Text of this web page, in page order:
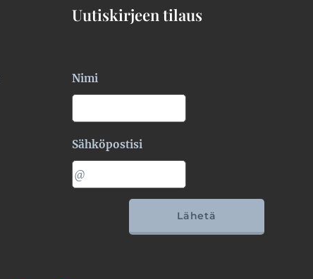
Uutiskirjeen tilaus
Nimi
Sähköpostisi
Lähetä